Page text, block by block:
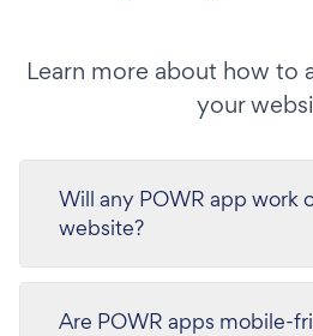
Learn more about how to
your
Will any POWR app work
website?
Are POWR apps mobile-